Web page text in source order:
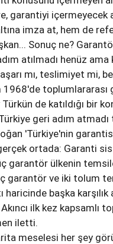
garantiyi
imza at, hem de
Sonuç ne?
atılmadı henüz
mı, teslimiyet mi,
toplumlararası
de katıldığı bir
geri adım
'Türkiye'nin
ortada: Garanti
garantör ülkenin
garantör ve iki tolum
haricinde başka
ilk kez kapsamlı
iletti.
meselesi her şey